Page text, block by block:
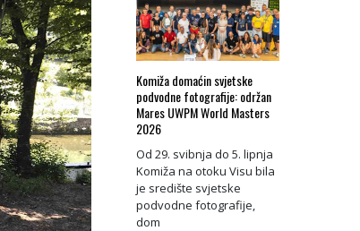
Komiža domaćin svjetske
podvodne fotografije: održan
Mares UWPM World Masters
2026
Od 29. svibnja do 5. lipnja
Komiža na otoku Visu bila
je središte svjetske
podvodne fotografije,
dom